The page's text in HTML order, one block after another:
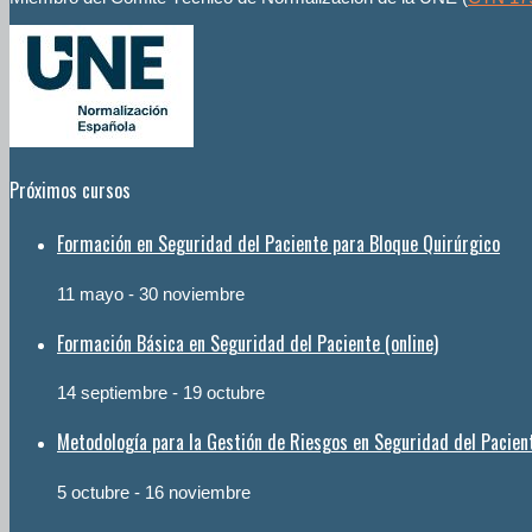
Próximos cursos
Formación en Seguridad del Paciente para Bloque Quirúrgico
11 mayo - 30 noviembre
Formación Básica en Seguridad del Paciente (online)
14 septiembre - 19 octubre
Metodología para la Gestión de Riesgos en Seguridad del
5 octubre - 16 noviembre